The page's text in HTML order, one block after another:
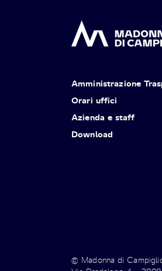
Amministrazione
Orari uffici
Azienda e staff
Download
© Madonna di